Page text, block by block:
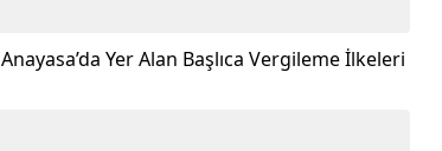
Anayasa’da Yer Alan Başlıca Vergileme İlkeleri